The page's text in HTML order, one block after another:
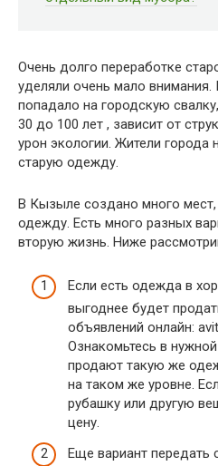
Очень долго переработке
уделяли очень мало
попадало на городскую
30 до 100 лет , зависит от
урон экологии. Жители города
старую одежду.
В Кызыле создано много
одежду. Есть много разных
вторую жизнь. Ниже
Если есть одежда в
выгоднее будет
объявлений онлайн:
Ознакомьтесь в
продают такую же
на таком же уровне.
рубашку или другую
цену.
Еще вариант